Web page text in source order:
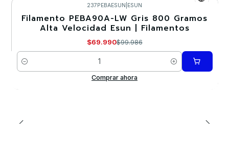
-30%
237PEBAESUN ESUN
Filamento PEBA90A-LW Gris 800 Gramos
Alta Velocidad Esun | Filamentos
$69.990$99.986
Cantidad
Comprar ahora